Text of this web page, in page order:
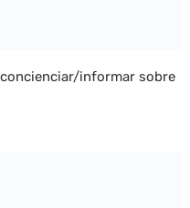
informar sobre